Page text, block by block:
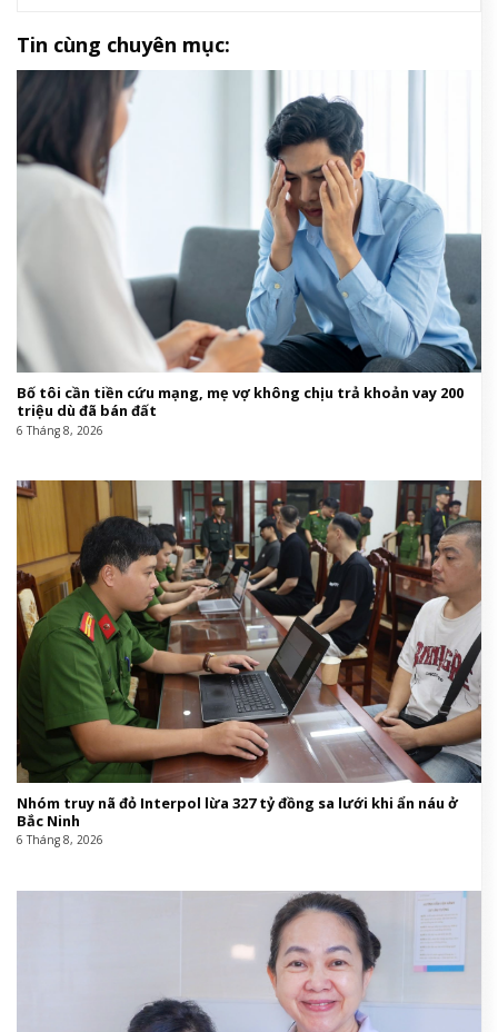
Tin cùng chuyên mục:
Bố tôi cần tiền cứu mạng, mẹ vợ không chịu trả khoản vay 200
triệu dù đã bán đất
6 Tháng 8, 2026
Nhóm truy nã đỏ Interpol lừa 327 tỷ đồng sa lưới khi ẩn náu ở
Bắc Ninh
6 Tháng 8, 2026